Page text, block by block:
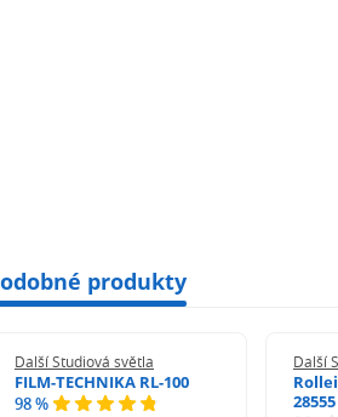
produkty
Další Studiová světla
FILM-TECHNIKA RL-100
98 %
Další
28555